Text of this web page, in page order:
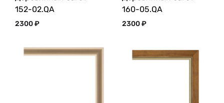
152-02.QA
2300₽
160-05.QA
2300₽